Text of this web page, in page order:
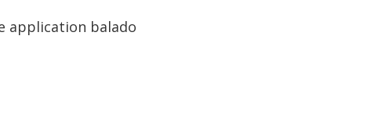
application balado